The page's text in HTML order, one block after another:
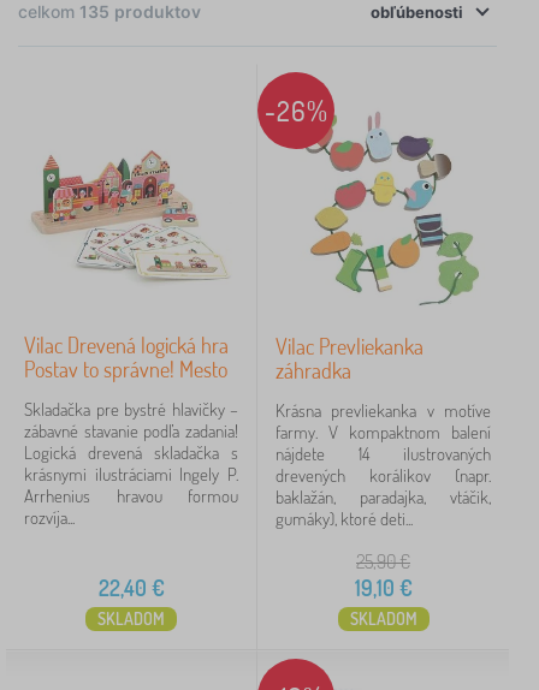
FILTROVANIE ×
H
r
a
A
u
t
í
č
k
a
a
d
37
y
>
r
e
v
e
n
é
14
a
č
k
y
>
H
u
d
o
›
S
t
v
e
b
n
i
c
14
›
H
r
a
č
k
y
>
11
›
H
r
a
č
zobraziť
celkom 135 produktov
obľúbenosti
Vilac Drevená logická hra
Postav to správne! Mesto
Skladačka pre bystré hlavičky –
zábavné stavanie podľa zadania!
Logická drevená skladačka s
krásnymi ilustráciami Ingely P.
Arrhenius hravou formou
rozvíja...
22,40 €
SKLADOM
-26%
Vilac Prevliekanka
záhradka
Krásna prevliekanka v motíve
farmy. V kompaktnom balení
nájdete 14 ilustrovaných
drevených korálikov (napr.
baklažán, paradajka, vtáčik,
gumáky), ktoré deti...
25,90€
19,10 €
SKLADOM